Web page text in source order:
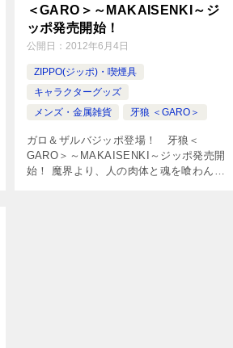
＜GARO＞～MAKAISENKI～ジ
ッポ発売開始！
公開日： 2012年6月4日
ZIPPO(ジッポ)・喫煙具
キャラクターグッズ
メンズ・金属雑貨
牙狼 ＜GARO＞
ガロ＆ザルバジッポ登場！ 牙狼＜
GARO＞～MAKAISENKI～ジッポ発売開
始！ 魔界より、人の肉体と魂を喰わんと